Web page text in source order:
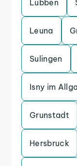
Lubben
Leuna
Sulingen
Isny im
Grunstadt
Hersbruck